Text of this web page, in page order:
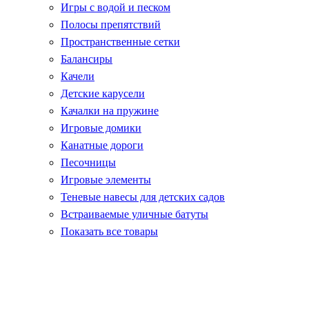
Игры с водой и песком
Полосы препятствий
Пространственные сетки
Балансиры
Качели
Детские карусели
Качалки на пружине
Игровые домики
Канатные дороги
Песочницы
Игровые элементы
Теневые навесы для детских садов
Встраиваемые уличные батуты
Показать все товары